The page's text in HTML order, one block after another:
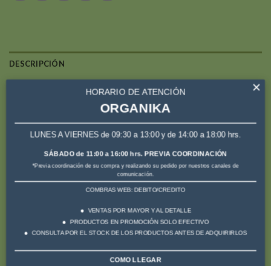
DESCRIPCIÓN
volcánico que se utiliza como sustrato inerte para las plantas.
Se trata de fragmentos de entre 3 y 15 milímetros de
diámetro que se encuentran en las laderas y depresiones
cercanas a los volcanes.
El sustrato volcánico es ideal para el cultivo de bonsáis, ya
que promueve el drenaje, la oxigenación de las raíces y la
absorción de agua
El sustrato mixto es una mezcla de arenas volcánicas, pomice
HORARIO DE ATENCIÓN
ORGANIKA
LUNES A VIERNES de 09:30 a 13:00 y de 14:00 a 18:00 hrs.
×
SÁBADO de 11:00 a 16:00 hrs. PREVIA COORDINACIÓN
*Previa coordinación de su compra y realizando su pedido por nuestros canales de
comunicación.
COMBRAS WEB: DEBITO/CREDITO
VENTAS POR MAYOR Y AL DETALLE
PRODUCTOS EN PROMOCIÓN SOLO EFECTIVO
CONSULTA POR EL STOCK DE LOS PRODUCTOS ANTES DE ADQUIRIRLOS
COMO LLEGAR